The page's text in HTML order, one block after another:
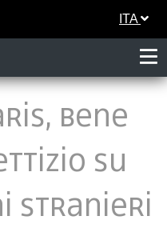
ITA
bene
su
stranieri